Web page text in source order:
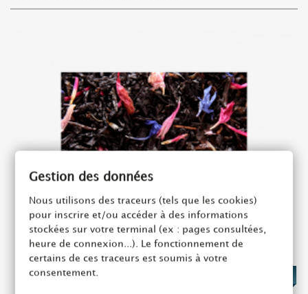
Gestion des données
Nous utilisons des traceurs (tels que les cookies)
pour inscrire et/ou accéder à des informations
stockées sur votre terminal (ex : pages consultées,
heure de connexion...). Le fonctionnement de
certains de ces traceurs est soumis à votre
consentement.